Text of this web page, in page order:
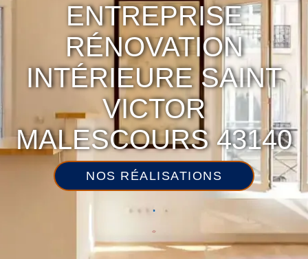
ENTREPRISE
RÉNOVATION
INTÉRIEURE SAINT
VICTOR
MALESCOURS 43140
NOS RÉALISATIONS